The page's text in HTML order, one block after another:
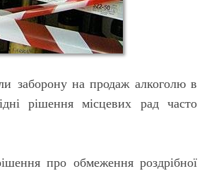
заборону на продаж алкоголю в
рішення місцевих рад часто
про обмеження роздрібної